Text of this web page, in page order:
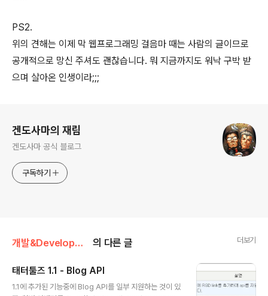
PS2.
위의 견해는 이제 막 웹프로그래밍 걸음마 때는 사람의 글이므로
공개적으로 망신 주셔도 괜찮습니다. 뭐 지금까지도 워낙 구박 받
으며 살아온 인생이라;;;
겐도사마의 재림
겐도사마 공식 블로그
구독하기
개발&Development/태터툴즈 의 다른 글 더보기
태터툴즈 1.1 - Blog API
1.1에 추가된 기능중에 Blog API를 일부 지원하는 것이 있